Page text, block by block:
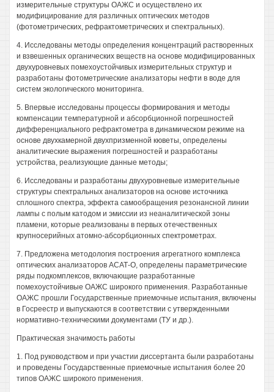
измерительные структуры ОАЖС и осуществлено их
модифицирование для различных оптических методов
(фотометрических, рефрактометрических и спектральных).
4. Исследованы методы определения концентраций растворенных
и взвешенных органических веществ на основе модифицированных
двухуровневых помехоустойчивых измерительных структур и
разработаны фотометрические анализаторы нефти в воде для
систем экологического мониторинга.
5. Впервые исследованы процессы формирования и методы
компенсации температурной и абсорбционной погрешностей
дифференциального рефрактометра в динамическом режиме на
основе двухкамерной двухпризменной кюветы, определены
аналитические выражения погрешностей и разработаны
устройства, реализующие данные методы;
6. Исследованы и разработаны двухуровневые измерительные
структуры спектральных анализаторов на основе источника
сплошного спектра, эффекта самообращения резонансной линии
лампы с полым катодом и эмиссии из неаналитической зоны
пламени, которые реализованы в первых отечественных
крупносерийных атомно-абсорбционных спектрометрах.
7. Предложена методология построения агрегатного комплекса
оптических анализаторов АСАТ-О, определены параметрические
ряды подкомплексов, включающие разработанные
помехоустойчивые ОАЖС широкого применения. Разработанные
ОАЖС прошли Государственные приемочные испытания, включены
в Госреестр и выпускаются в соответствии с утвержденными
нормативно-техническими документами (ТУ и др.).
Практическая значимость работы
1. Под руководством и при участии диссертанта были разработаны
и проведены Государственные приемочные испытания более 20
типов ОАЖС широкого применения.